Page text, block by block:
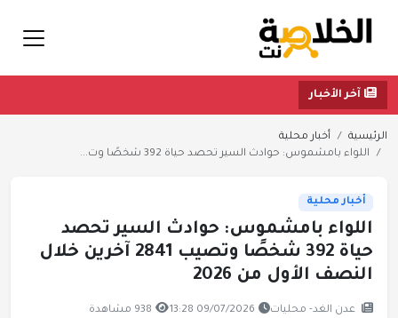
آخر الأخبار
الرئيسية
أخبار محلية
اللواء بامشموس: حوادث السير تحصد حياة 392 شخصًا وت...
أخبار محلية
اللواء بامشموس: حوادث السير تحصد
حياة 392 شخصًا وتصيب 2841 آخرين خلال
النصف الأول من 2026
عدن الغد- محليات 09/07/2026 13:28 938 مشاهدة